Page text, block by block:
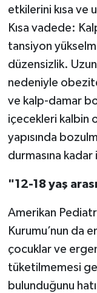
etkilerini kısa ve
Kısa vadede:
tansiyon
düzensizlik.
nedeniyle
ve kalp-damar
içecekleri kalbin
yapısında
durmasına
"12-18 yaş
Amerikan
Kurumu’nun da
çocuklar ve
tüketilmemesi
bulunduğunu